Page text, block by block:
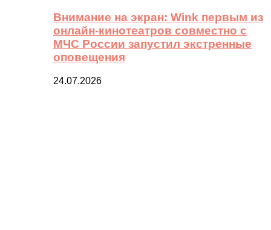
Внимание на экран: Wink первым из
онлайн-кинотеатров совместно с
МЧС России запустил экстренные
оповещения
24.07.2026